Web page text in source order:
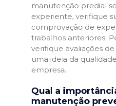
manutenção predial
experiente, verifique
comprovação de
trabalhos anteriores.
verifique avaliações
uma ideia da
empresa.
Qual a
manutenção